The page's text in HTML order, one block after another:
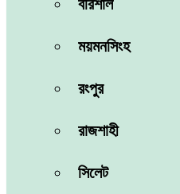
বরিশাল
ময়মনসিংহ
রংপুর
রাজশাহী
সিলেট